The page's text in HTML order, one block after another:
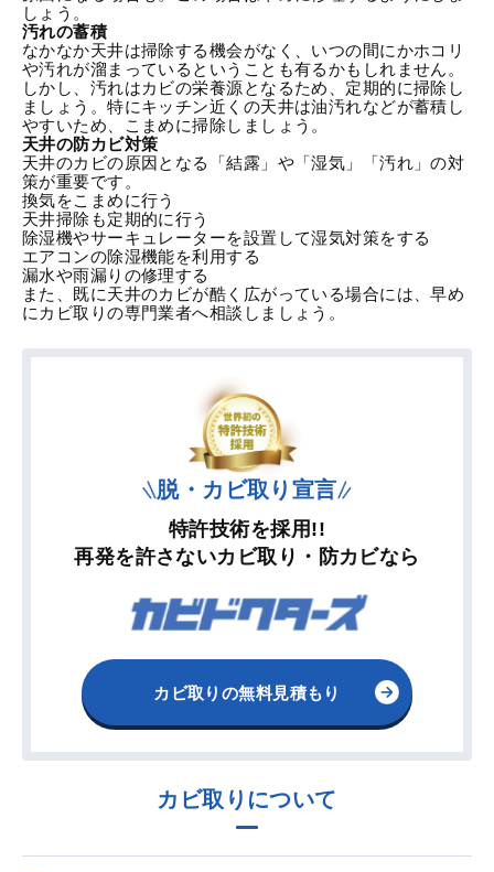
しょう。
汚れの蓄積
なかなか天井は掃除する機会がなく、いつの間にかホコリ
や汚れが溜まっているということも有るかもしれません。
しかし、汚れはカビの栄養源となるため、定期的に掃除し
ましょう。特にキッチン近くの天井は油汚れなどが蓄積し
やすいため、こまめに掃除しましょう。
天井の防カビ対策
天井のカビの原因となる「結露」や「湿気」「汚れ」の対
策が重要です。
換気をこまめに行う
天井掃除も定期的に行う
除湿機やサーキュレーターを設置して湿気対策をする
エアコンの除湿機能を利用する
漏水や雨漏りの修理する
また、既に天井のカビが酷く広がっている場合には、早め
にカビ取りの専門業者へ相談しましょう。
脱・カビ取り宣言
特許技術を採用!!
再発を許さないカビ取り・防カビなら
カビ取りの無料見積もり
カビ取りについて